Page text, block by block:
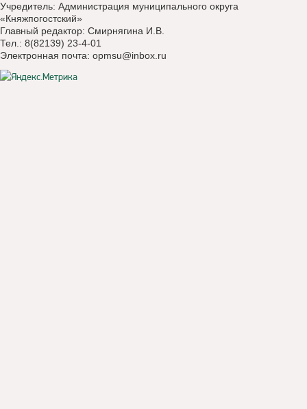
Учредитель: Администрация муниципального округа
«Княжпогостский»
Главный редактор: Смирнягина И.В.
Тел.: 8(82139) 23-4-01
Электронная почта: opmsu@inbox.ru